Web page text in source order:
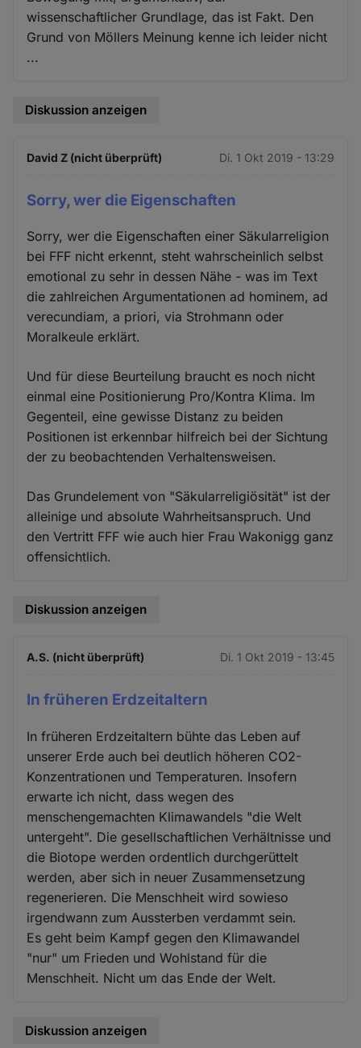
wissenschaftlicher Grundlage, das ist Fakt. Den
Grund von Möllers Meinung kenne ich leider nicht
...
Diskussion anzeigen
David Z (nicht überprüft) Di. 1 Okt 2019 - 13:29
Sorry, wer die Eigenschaften
Sorry, wer die Eigenschaften einer Säkularreligion
bei FFF nicht erkennt, steht wahrscheinlich selbst
emotional zu sehr in dessen Nähe - was im Text
die zahlreichen Argumentationen ad hominem, ad
verecundiam, a priori, via Strohmann oder
Moralkeule erklärt.
Und für diese Beurteilung braucht es noch nicht
einmal eine Positionierung Pro/Kontra Klima. Im
Gegenteil, eine gewisse Distanz zu beiden
Positionen ist erkennbar hilfreich bei der Sichtung
der zu beobachtenden Verhaltensweisen.
Das Grundelement von "Säkularreligiösität" ist der
alleinige und absolute Wahrheitsanspruch. Und
den Vertritt FFF wie auch hier Frau Wakonigg ganz
offensichtlich.
Diskussion anzeigen
A.S. (nicht überprüft) Di. 1 Okt 2019 - 13:45
In früheren Erdzeitaltern
In früheren Erdzeitaltern bühte das Leben auf
unserer Erde auch bei deutlich höheren CO2-
Konzentrationen und Temperaturen. Insofern
erwarte ich nicht, dass wegen des
menschengemachten Klimawandels "die Welt
untergeht". Die gesellschaftlichen Verhältnisse und
die Biotope werden ordentlich durchgerüttelt
werden, aber sich in neuer Zusammensetzung
regenerieren. Die Menschheit wird sowieso
irgendwann zum Aussterben verdammt sein.
Es geht beim Kampf gegen den Klimawandel
"nur" um Frieden und Wohlstand für die
Menschheit. Nicht um das Ende der Welt.
Diskussion anzeigen